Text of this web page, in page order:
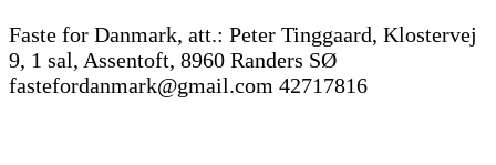
Faste for Danmark, att.: Peter Tinggaard, Klostervej
9, 1 sal, Assentoft, 8960 Randers SØ
fastefordanmark@gmail.com 42717816